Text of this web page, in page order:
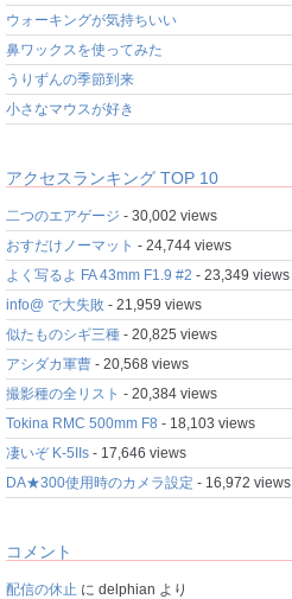
ウォーキングが気持ちいい
鼻ワックスを使ってみた
うりずんの季節到来
小さなマウスが好き
アクセスランキング TOP 10
二つのエアゲージ - 30,002 views
おすだけノーマット - 24,744 views
よく写るよ FA 43mm F1.9 #2 - 23,349 views
info@ で大失敗 - 21,959 views
似たものシギ三種 - 20,825 views
アシダカ軍曹 - 20,568 views
撮影種の全リスト - 20,384 views
Tokina RMC 500mm F8 - 18,103 views
凄いぞ K-5IIs - 17,646 views
DA★300使用時のカメラ設定 - 16,972 views
コメント
配信の休止 に delphian より